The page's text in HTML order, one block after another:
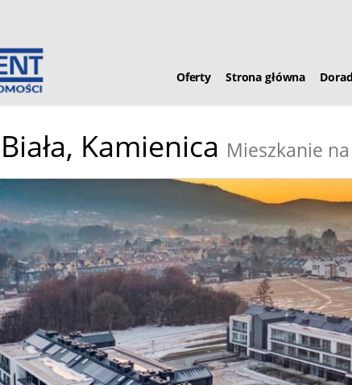
Oferty Strona główna
Kamienica Mieszkanie